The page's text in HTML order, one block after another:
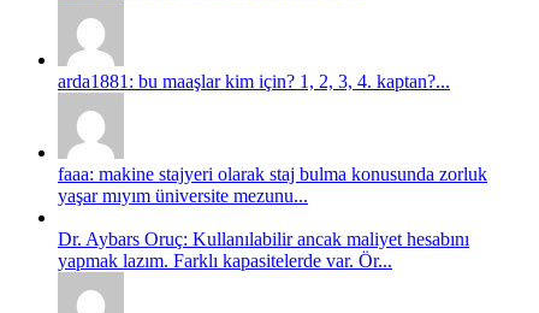
arda1881: bu maaşlar kim için? 1, 2, 3, 4. kaptan?...
faaa: makine stajyeri olarak staj bulma konusunda zorluk
yaşar mıyım üniversite mezunu...
Dr. Aybars Oruç: Kullanılabilir ancak maliyet hesabını
yapmak lazım. Farklı kapasitelerde var. Ör...